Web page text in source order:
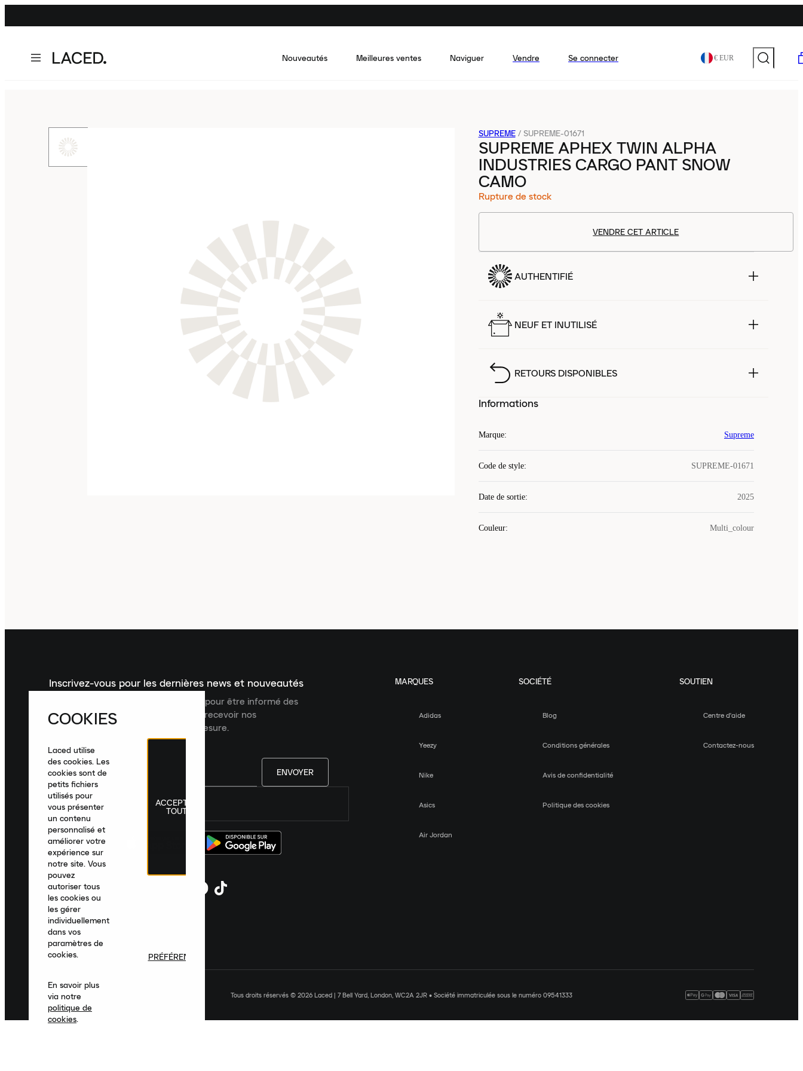
Nouveautés Meilleures ventes Naviguer Vendre Se connecter € EUR
SUPREME / SUPREME-01671
SUPREME APHEX TWIN ALPHA
INDUSTRIES CARGO PANT SNOW
CAMO
Rupture de stock
VENDRE CET ARTICLE
AUTHENTIFIÉ
NEUF ET INUTILISÉ
RETOURS DISPONIBLES
Informations
Marque: Supreme
Code de style: SUPREME-01671
Date de sortie: 2025
Couleur: Multi_colour
Inscrivez-vous pour les dernières news et nouveautés
Inscrivez-vous à la newsletter Laced pour être informé des
dernières nouveautés, collections et recevoir nos
recommandations de produits sur mesure.
ENVOYER
France|Français
MARQUES
Adidas
Yeezy
Nike
Asics
Air Jordan
SOCIÉTÉ
Blog
Conditions générales
Avis de confidentialité
Politique des cookies
SOUTIEN
Centre d'aide
Contactez-nous
Tous droits réservés © 2026 Laced | 7 Bell Yard, London, WC2A 2JR • Société immatriculée sous le numéro 09541333
COOKIES
Laced utilise
des cookies. Les
cookies sont de
petits fichiers
utilisés pour
vous présenter
un contenu
personnalisé et
améliorer votre
expérience sur
notre site. Vous
pouvez
autoriser tous
les cookies ou
les gérer
individuellement
dans vos
paramètres de
cookies.
En savoir plus
via notre
politique de
cookies.
ACCEPTER
TOUT
PRÉFÉRENCES